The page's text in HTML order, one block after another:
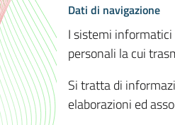
Dati di navigazione
I sistemi informatici
personali la cui
Si tratta di
elaborazioni ed